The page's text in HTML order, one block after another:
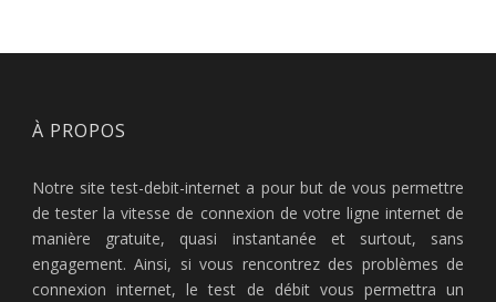
À PROPOS
Notre site test-debit-internet a pour but de vous permettre
de tester la vitesse de connexion de votre ligne internet de
manière gratuite, quasi instantanée et surtout, sans
engagement. Ainsi, si vous rencontrez des problèmes de
connexion internet, le test de débit vous permettra un